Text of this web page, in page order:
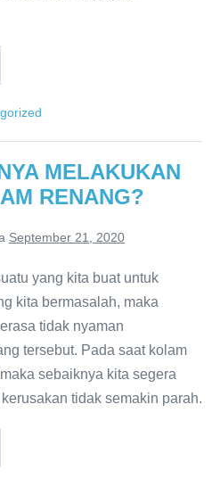
MELAKUKAN
RENANG?
September 21, 2020
yang kita buat untuk
kita bermasalah, maka
tidak nyaman
tersebut. Pada saat kolam
sebaiknya kita segera
tidak semakin parah.